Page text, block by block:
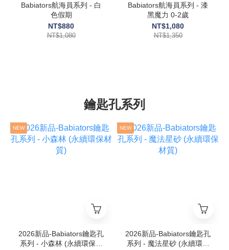
Babiators航海員系列 - 白
色假期
NT$880
NT$1,080
Babiators航海員系列 - 漆
黑魔力 0-2歲
NT$1,080
NT$1,350
鑰匙孔系列
NEW
2026新品-Babiators鑰匙孔
系列 - 小森林 (永續環保材
NEW
2026新品-Babiators鑰匙孔
系列 - 魔法星砂 (永續環保